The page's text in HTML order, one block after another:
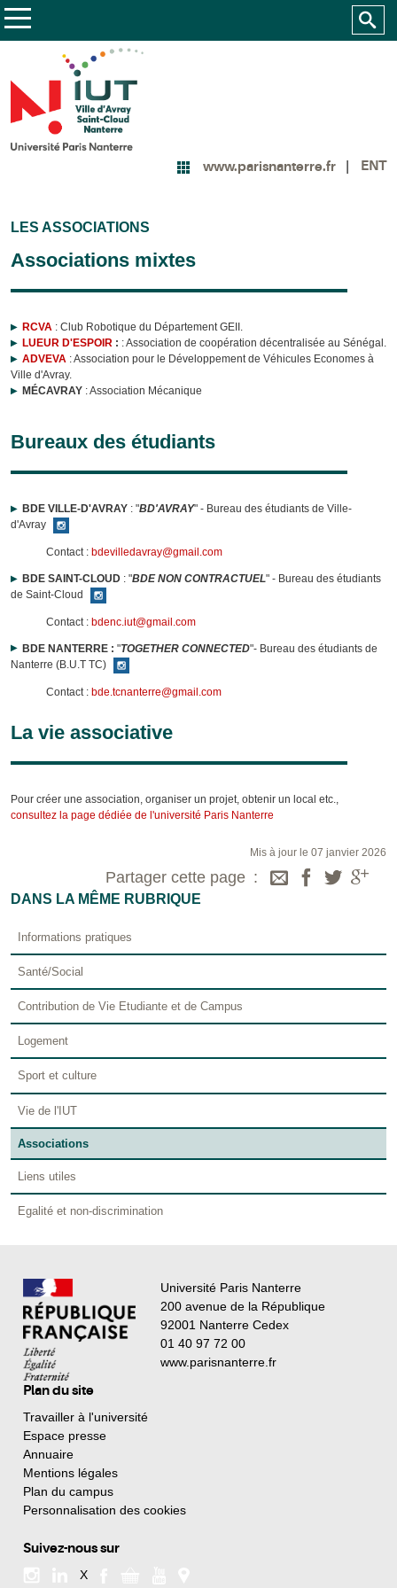
www.parisnanterre.fr ENT
LES ASSOCIATIONS
Associations mixtes
RCVA: Club Robotique du Département GEII.
LUEUR D'ESPOIR: : Association de coopération décentralisée au Sénégal.
ADVEVA: Association pour le Développement de Véhicules Economes à
Ville d'Avray.
MÉCAVRAY: Association Mécanique
Bureaux des étudiants
BDE VILLE-D'AVRAY: "BD'AVRAY" - Bureau des étudiants de Ville-
d'Avray
Contact : bdevilledavray@gmail.com
BDE SAINT-CLOUD: "BDE NON CONTRACTUEL" - Bureau des étudiants
de Saint-Cloud
Contact : bdenc.iut@gmail.com
BDE NANTERRE : "TOGETHER CONNECTED"- Bureau des étudiants de
Nanterre (B.U.T TC)
Contact : bde.tcnanterre@gmail.com
La vie associative
Pour créer une association, organiser un projet, obtenir un local etc.,
consultez la page dédiée de l'université Paris Nanterre
Mis à jour le 07 janvier 2026
Partager cette page
DANS LA MÊME RUBRIQUE
Informations pratiques
Santé/Social
Contribution de Vie Etudiante et de Campus
Logement
Sport et culture
Vie de l'IUT
Associations
Liens utiles
Egalité et non-discrimination
Université Paris Nanterre
200 avenue de la République
92001 Nanterre Cedex
01 40 97 72 00
www.parisnanterre.fr
Plan du site
Travailler à l'université
Espace presse
Annuaire
Mentions légales
Plan du campus
Personnalisation des cookies
Suivez-nous sur
X